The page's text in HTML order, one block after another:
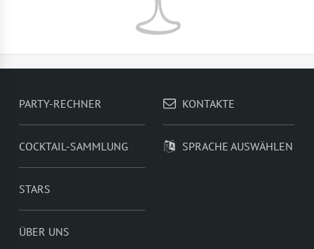
PARTY-RECHNER
COCKTAIL-SAMMLUNG
STARS
ÜBER UNS
KONTAKTE
SPRACHE AUSWÄHLEN